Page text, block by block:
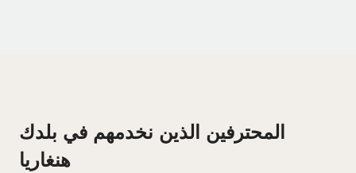
المحترفين الذين نخدمهم في بلدك
هنغاريا